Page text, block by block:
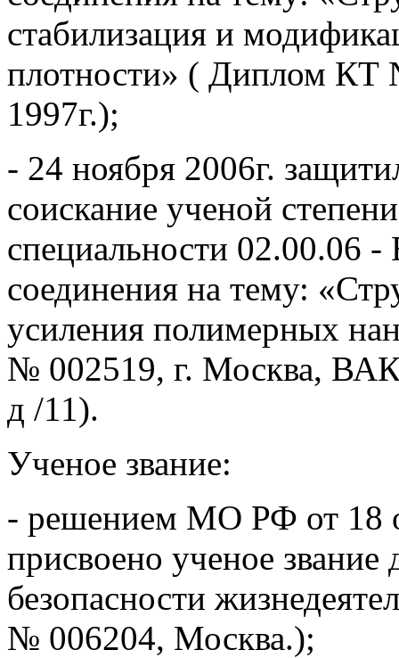
стабилизация и
плотности» ( Диплом КТ
1997г.);
- 24 ноября 2006г.
соискание ученой
специальности 02.00.06
соединения на тему:
усиления полимерных
№ 002519, г. Москва,
д /11).
Ученое звание:
- решением МО РФ от 18
присвоено ученое звание
безопасности
№ 006204, Москва.);